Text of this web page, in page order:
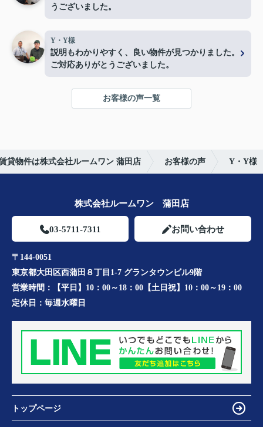
うございました。
Y・Y様
説明もわかりやすく、良い物件が見つかりました。
ご対応ありがとうございました。
お客様の声一覧
貸物件は株式会社ルームワン 蒲田店 お客様の声 Y・Y様
株式会社ルームワン 蒲田店
03-5711-7311 お問い合わせ
〒144-0051
東京都大田区西蒲田８丁目1-7 グランタウンビル9階
営業時間：
【平日】10：00～18：00【土日祝】10：00～19：00
定休日： 毎週水曜日
トップページ